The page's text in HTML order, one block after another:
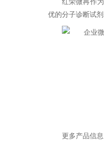
优的分子诊断试
更多产品信